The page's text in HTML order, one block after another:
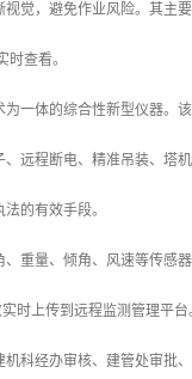
觉，避免作业风险。其主
查看。
一体的综合性新型仪器。
远程断电、精准吊装、塔机
的有效手段。
重量、倾角、风速等传感
时上传到远程监测管理平台
科经办审核、建管处审批